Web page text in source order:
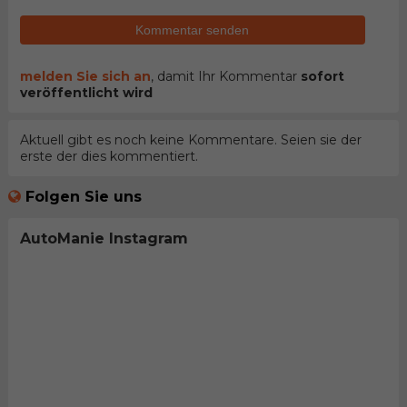
Kommentar senden
melden Sie sich an, damit Ihr Kommentar sofort
veröffentlicht wird
Aktuell gibt es noch keine Kommentare. Seien sie der
erste der dies kommentiert.
Folgen Sie uns
AutoManie Instagram